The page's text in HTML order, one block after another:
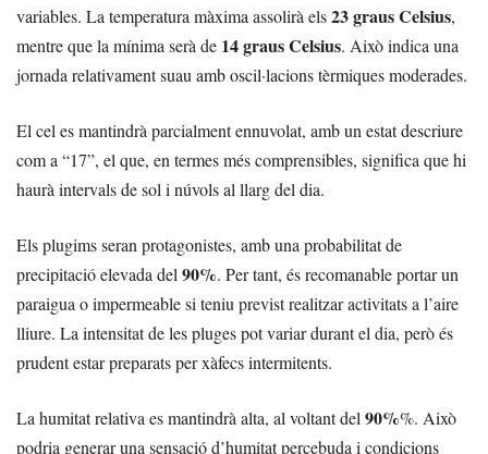
variables. La temperatura màxima assolirà els23 graus Celsius,
mentre que la mínima serà de 14 graus Celsius. Això indica una
jornada relativament suau amb oscil·lacions tèrmiques moderades.
El cel es mantindrà parcialment ennuvolat, amb un estat descriure
com a “17”, el que, en termes més comprensibles, significa que hi
haurà intervals de sol i núvols al llarg del dia.
Els plugims seran protagonistes, amb una probabilitat de
precipitació elevada del90%. Per tant, és recomanable portar un
paraigua o impermeable si teniu previst realitzar activitats a l’aire
lliure. La intensitat de les pluges pot variar durant el dia, però és
prudent estar preparats per xàfecs intermitents.
La humitat relativa es mantindrà alta, al voltant del90%%. Això
podria generar una sensació d’humitat percebuda i condicions